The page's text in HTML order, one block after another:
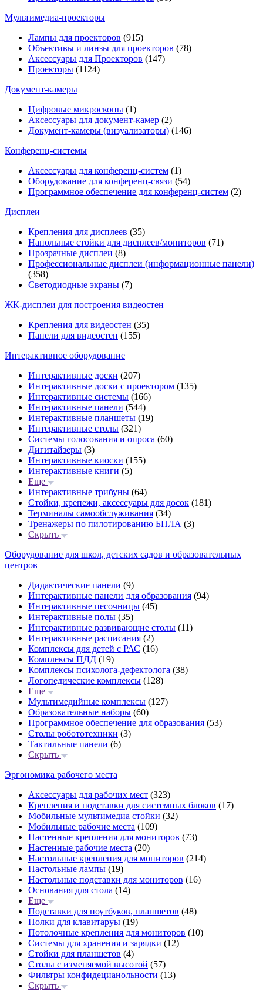
Мультимедиa-проекторы
Лампы для проекторов (915)
Объективы и линзы для проекторов (78)
Аксессуары для Проекторов (147)
Проекторы (1124)
Документ-камеры
Цифровые микроскопы (1)
Аксессуары для документ-камер (2)
Документ-камеры (визуализаторы) (146)
Конференц-системы
Аксессуары для конференц-систем (1)
Оборудование для конференц-связи (54)
Программное обеспечение для конференц-систем (2)
Дисплеи
Крепления для дисплеев (35)
Напольные стойки для дисплеев/мониторов (71)
Прозрачные дисплеи (8)
Профессиональные дисплеи (информационные панели)
(358)
Светодиодные экраны (7)
ЖК-дисплеи для построения видеостен
Крепления для видеостен (35)
Панели для видеостен (155)
Интерактивное оборудование
Интерактивные доски (207)
Интерактивные доски с проектором (135)
Интерактивные системы (166)
Интерактивные панели (544)
Интерактивные планшеты (19)
Интерактивные столы (321)
Системы голосования и опроса (60)
Дигитайзеры (3)
Интерактивные киоски (155)
Интерактивные книги (5)
Еще
Интерактивные трибуны (64)
Стойки, крепежи, аксессуары для досок (181)
Терминалы самообслуживания (34)
Тренажеры по пилотированию БПЛА (3)
Скрыть
Оборудование для школ, детских садов и образовательных
центров
Дидактические панели (9)
Интерактивные панели для образования (94)
Интерактивные песочницы (45)
Интерактивные полы (35)
Интерактивные развивающие столы (11)
Интерактивные расписания (2)
Комплексы для детей с РАС (16)
Комплексы ПДД (19)
Комплексы психолога-дефектолога (38)
Логопедические комплексы (128)
Еще
Мультимедийные комплексы (127)
Образовательные наборы (60)
Программное обеспечение для образования (53)
Столы робототехники (3)
Тактильные панели (6)
Скрыть
Эргономика рабочего места
Аксессуары для рабочих мест (323)
Крепления и подставки для системных блоков (17)
Мобильные мультимедиа стойки (32)
Мобильные рабочие места (109)
Настенные крепления для мониторов (73)
Настенные рабочие места (20)
Настольные крепления для мониторов (214)
Настольные лампы (19)
Настольные подставки для мониторов (16)
Основания для стола (14)
Еще
Подставки для ноутбуков, планшетов (48)
Полки для клавитаруы (19)
Потолочные крепления для мониторов (10)
Системы для хранения и зарядки (12)
Стойки для планшетов (4)
Столы с изменяемой высотой (57)
Фильтры конфидецианольности (13)
Скрыть